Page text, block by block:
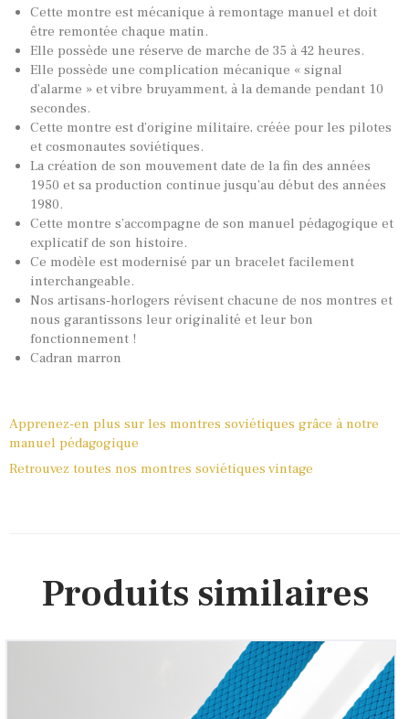
Cette montre est mécanique à remontage manuel et doit
être remontée chaque matin.
Elle possède une réserve de marche de 35 à 42 heures.
Elle possède une complication mécanique « signal
d’alarme » et vibre bruyamment, à la demande pendant 10
secondes.
Cette montre est d’origine militaire, créée pour les pilotes
et cosmonautes soviétiques.
La création de son mouvement date de la fin des années
1950 et sa production continue jusqu’au début des années
1980.
Cette montre s’accompagne de son manuel pédagogique et
explicatif de son histoire.
Ce modèle est modernisé par un bracelet facilement
interchangeable.
Nos artisans-horlogers révisent chacune de nos montres et
nous garantissons leur originalité et leur bon
fonctionnement !
Cadran marron
Apprenez-en plus sur les montres soviétiques grâce à notre
manuel pédagogique
Retrouvez toutes nos montres soviétiques vintage
Produits similaires
Bracelet montre Perlon tressé Bleu Turquoise
00€